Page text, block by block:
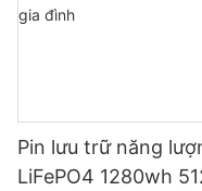
Pin lưu trữ năng
LiFePO4 1280wh